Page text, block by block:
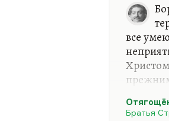
все
Братья